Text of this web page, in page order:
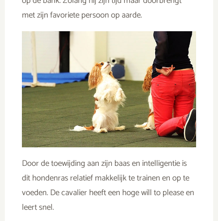
met zijn favoriete persoon op aarde.
Door de toewijding aan zijn baas en intelligentie is
dit hondenras relatief makkelijk te trainen en op te
voeden. De cavalier heeft een hoge will to please en
leert snel.